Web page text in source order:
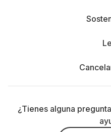
¿Tienes alguna